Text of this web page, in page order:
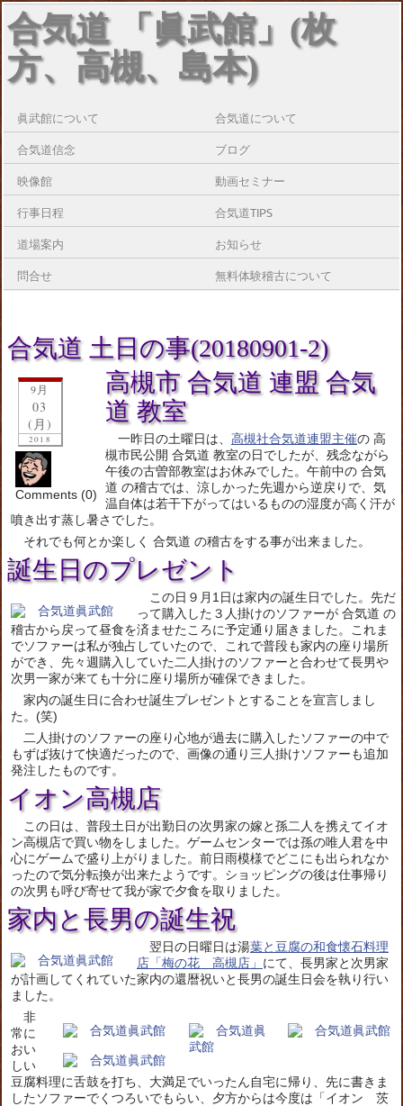
合気道 「眞武館」(枚
方、高槻、島本)
眞武館について 合気道について
合気道信念 ブログ
映像館 動画セミナー
行事日程 合気道TIPS
道場案内 お知らせ
問合せ 無料体験稽古について
合気道 土日の事(20180901-2)
9月
03
(月)
2018
Comments (0)
高槻市 合気道 連盟 合気
道 教室
一昨日の土曜日は、 高槻社合気道連盟主催の 高
槻市民公開 合気道 教室の日でしたが、残念ながら
午後の古曽部教室はお休みでした。午前中の 合気
道 の稽古では、涼しかった先週から逆戻りで、気
温自体は若干下がってはいるものの湿度が高く汗が
噴き出す蒸し暑さでした。
それでも何とか楽しく 合気道 の稽古をする事が出来ました。
誕生日のプレゼント
この日９月1日は家内の誕生日でした。先だ
って購入した３人掛けのソファーが 合気道 の
稽古から戻って昼食を済ませたころに予定通り届きました。これま
でソファーは私が独占していたので、これで普段も家内の座り場所
ができ、先々週購入していた二人掛けのソファーと合わせて長男や
次男一家が来ても十分に座り場所が確保できました。
家内の誕生日に合わせ誕生プレゼントとすることを宣言しまし
た。(笑)
二人掛けのソファーの座り心地が過去に購入したソファーの中で
もずば抜けて快適だったので、画像の通り三人掛けソファーも追加
発注したものです。
イオン高槻店
この日は、普段土日が出勤日の次男家の嫁と孫二人を携えてイオ
ン高槻店で買い物をしました。ゲームセンターでは孫の唯人君を中
心にゲームで盛り上がりました。前日雨模様でどこにも出られなか
ったので気分転換が出来たようです。ショッピングの後は仕事帰り
の次男も呼び寄せて我が家で夕食を取りました。
家内と長男の誕生祝
翌日の日曜日は湯葉と豆腐の和食懐石料理
店「梅の花 高槻店」 にて、長男家と次男家
が計画してくれていた家内の還暦祝いと長男の誕生日会を執り行い
ました。
非
常に
おい
しい
豆腐料理に舌鼓を打ち、大満足でいったん自宅に帰り、先に書きま
したソファーでくつろいでもらい、夕方からは今度は「イオン 茨